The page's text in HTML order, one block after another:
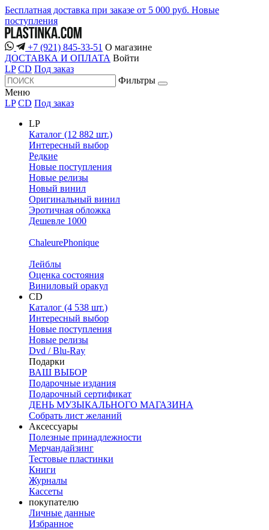
Бесплатная доставка при заказе от 5 000 руб. Новые
поступления
+7 (921) 845-33-51 О магазине
ДОСТАВКА И ОПЛАТА Войти
LP CD Под заказ
Фильтры
Меню
LP CD Под заказ
LP
Каталог (12 882 шт.)
Интересный выбор
Редкие
Новые поступления
Новые релизы
Новый винил
Оригинальный винил
Эротичная обложка
Дешевле 1000
ChaleurePhonique
Лейблы
Оценка состояния
Виниловый оракул
CD
Каталог (4 538 шт.)
Интересный выбор
Новые поступления
Новые релизы
Dvd / Blu-Ray
Подарки
ВАШ ВЫБОР
Подарочные издания
Подарочный сертификат
ДЕНЬ МУЗЫКАЛЬНОГО МАГАЗИНА
Собрать лист желаний
Аксессуары
Полезные принадлежности
Мерчандайзинг
Тестовые пластинки
Книги
Журналы
Кассеты
покупателю
Личные данные
Избранное